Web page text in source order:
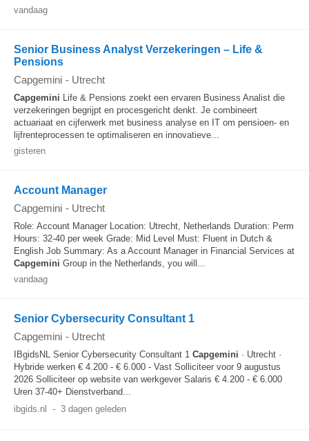
vandaag
Senior Business Analyst Verzekeringen – Life &
Pensions
Capgemini - Utrecht
Capgemini Life & Pensions zoekt een ervaren Business Analist die
verzekeringen begrijpt en procesgericht denkt. Je combineert
actuariaat en cijferwerk met business analyse en IT om pensioen- en
lijfrenteprocessen te optimaliseren en innovatieve...
gisteren
Account Manager
Capgemini - Utrecht
Role: Account Manager Location: Utrecht, Netherlands Duration: Perm
Hours: 32-40 per week Grade: Mid Level Must: Fluent in Dutch &
English Job Summary: As a Account Manager in Financial Services at
Capgemini Group in the Netherlands, you will...
vandaag
Senior Cybersecurity Consultant 1
Capgemini - Utrecht
IBgidsNL Senior Cybersecurity Consultant 1 Capgemini · Utrecht ·
Hybride werken € 4.200 - € 6.000 - Vast Solliciteer voor 9 augustus
2026 Solliciteer op website van werkgever Salaris € 4.200 - € 6.000
Uren 37-40+ Dienstverband...
ibgids.nl
- 3 dagen geleden